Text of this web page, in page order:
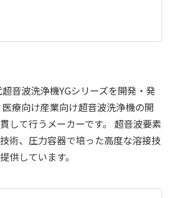
音波洗浄機YGシリーズを開発・発
療向け産業向け超音波洗浄機の開
して行うメーカーです。 超音波要素
術、圧力容器で培った高度な溶接技
供しています。